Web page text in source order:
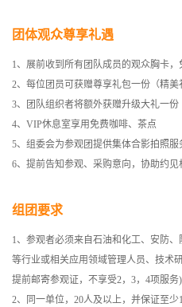
团体观众尊享礼遇
1、展前收到所有团队成员的观众胸卡
2、每位团员可获赠尊享礼包一份（精美
3、团队组织者将额外获赠升级大礼一份
4、VIP休息室享用免费咖啡、茶点
5、组委会为参观团提供集体合影拍照服
6、提前告知参观、采购意向，协助约见
组团要求
1、参观者必须来自石油和化工、安防
等行业或相关应用领域管理人员、技术
提前邮寄参观证，不享受2，3，4项服务)
2、同一单位，20人及以上，并保证至少